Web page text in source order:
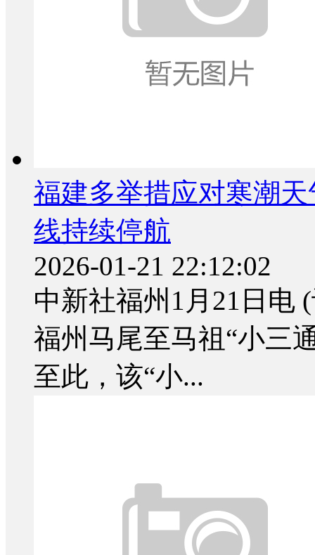
福建多举措应对寒潮
线持续停航
2026-01-21 22:12:02
中新社福州1月21日电
福州马尾至马祖“小三
至此，该“小...